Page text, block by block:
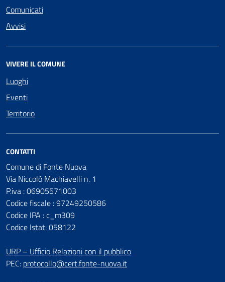
Comunicati
Avvisi
VIVERE IL COMUNE
Luoghi
Eventi
Territorio
CONTATTI
Comune di Fonte Nuova
Via Niccolò Machiavelli n. 1
P.iva : 06905571003
Codice fiscale : 97249250586
Codice IPA : c_m309
Codice Istat: 058122
URP – Ufficio Relazioni con il pubblico
PEC: protocollo@cert.fonte-nuova.it